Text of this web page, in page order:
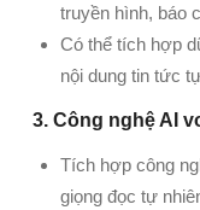
truyền hình, báo
Có thể tích hợp
nội dung tin tức
3. Công nghệ AI
Tích hợp công
giọng đọc tự